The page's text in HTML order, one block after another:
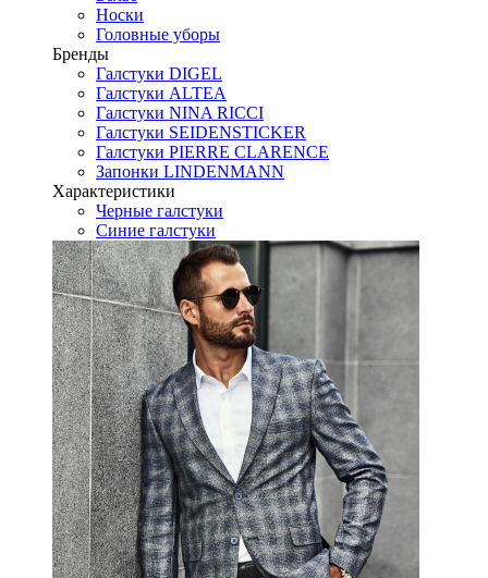
Носки
Головные уборы
Бренды
Галстуки DIGEL
Галстуки ALTEA
Галстуки NINA RICCI
Галстуки SEIDENSTICKER
Галстуки PIERRE CLARENCE
Запонки LINDENMANN
Характеристики
Черные галстуки
Синие галстуки